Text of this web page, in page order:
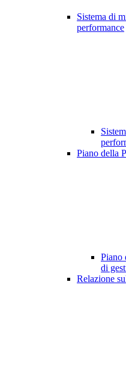
Sistema di
performance
Piano della
Piano
di
Relazione